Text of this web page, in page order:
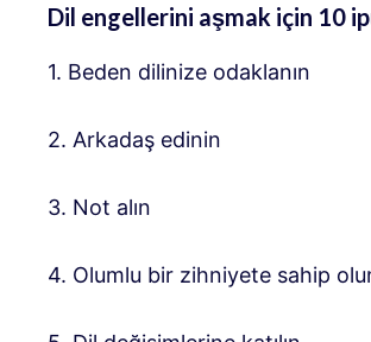
Dil engellerini aşmak için 10
1. Beden dilinize odaklanın
2. Arkadaş edinin
3. Not alın
4. Olumlu bir zihniyete sahip